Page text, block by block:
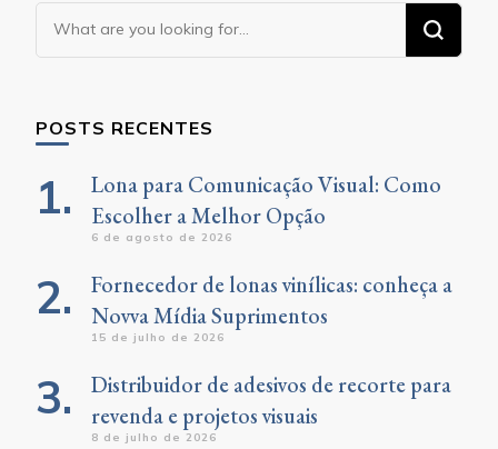
Looking
for
POSTS RECENTES
Lona para Comunicação Visual: Como
Escolher a Melhor Opção
6 de agosto de 2026
Fornecedor de lonas vinílicas: conheça a
Novva Mídia Suprimentos
15 de julho de 2026
Distribuidor de adesivos de recorte para
revenda e projetos visuais
8 de julho de 2026